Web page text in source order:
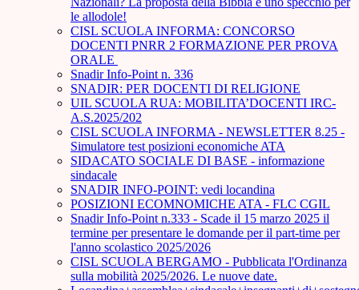
le allodole!
CISL SCUOLA INFORMA: CONCORSO
DOCENTI PNRR 2 FORMAZIONE PER PROVA
ORALE ­
Snadir Info-Point n. 336
SNADIR: PER DOCENTI DI RELIGIONE
UIL SCUOLA RUA: MOBILITA’DOCENTI IRC-
A.S.2025/202
CISL SCUOLA INFORMA - NEWSLETTER 8.25 -
Simulatore test posizioni economiche ATA
SIDACATO SOCIALE DI BASE - informazione
sindacale
SNADIR INFO-POINT: vedi locandina
POSIZIONI ECOMNOMICHE ATA - FLC CGIL
Snadir Info-Point n.333 - Scade il 15 marzo 2025 il
termine per presentare le domande per il part-time per
l'anno scolastico 2025/2026
CISL SCUOLA BERGAMO - Pubblicata l'Ordinanza
sulla mobilità 2025/2026. Le nuove date.